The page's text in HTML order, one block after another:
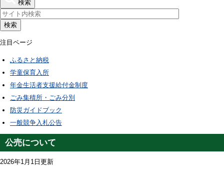
検索
検索
注目ページ
ふるさと納税
学童保育入所
年金生活者支援給付金制度
ごみ集積所・ごみ分別
防災ガイドブック
一般競争入札公告
公売について
2026年1月1日更新